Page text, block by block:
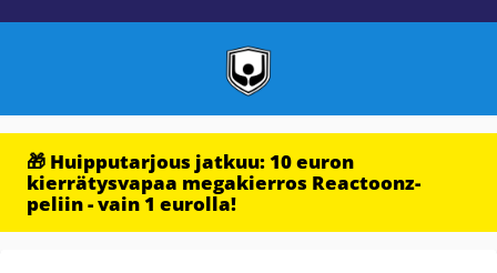
🎁 Huipputarjous jatkuu: 10 euron
kierrätysvapaa megakierros Reactoonz-
peliin - vain 1 eurolla!